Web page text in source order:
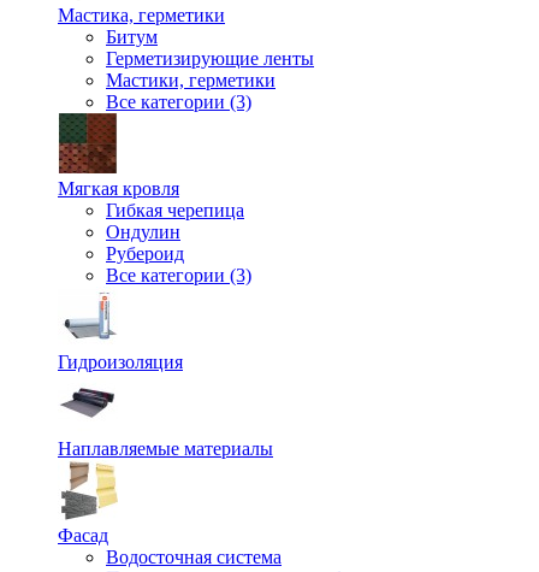
Мастика, герметики
Битум
Герметизирующие ленты
Мастики, герметики
Все категории (3)
Мягкая кровля
Гибкая черепица
Ондулин
Рубероид
Все категории (3)
Гидроизоляция
Наплавляемые материалы
Фасад
Водосточная система